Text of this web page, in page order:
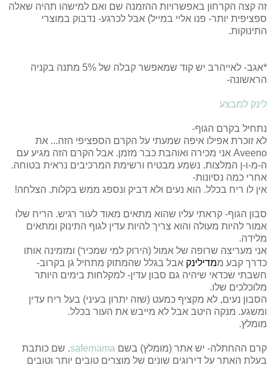
זה קצה הקרחון באפשרויות ההזמנה שם ואם למישהו תהיה שאלה
ספציפית יותר- פנו אליי במייל) אבל לכרגע- נדבוק במוצרי
התינוקות.
*אגב- לאייהרב יש קוד שמאפשר קבלה של 5% מתנה בקניה
הראשונה-
לינק למבצע
נתחיל בקרם הגוף-
לא זוכרת אפילו איפה שמעתי על הקרם הספציפי הזה... את
Aveeno אני מכירה ואוהבת כבר מזמן. אבל הקרם הזה מגיע עם
ה-מ-ו-ן המלצות. נשמע מבטיח ורשימת המרכיבים נראית בטוחה.
אחרי כמה נסיונות-
אין לו ריח בכלל. הוא נעים ולא דביק ונספג ממש בקלות. הצלחה!
סבון הגוף- קראתי עליו שהוא מתאים מאוד לעור רגיש. הריח שלו
אמור להיות מעולה והוא צריך להיות עדין לגוף התינוק ומתאים
מלידה.
אני מעריצה שרופה של אמול (הירוק למי שמכיר) ומזמינה אותו
כדרך קבע ממדילינק אבל בגלל שהמתוק מתחיל גן בקרוב-
חשבתי שכדאי שיהיה גם סבון עדין- למקלחות בימים היותר
מלוכלכים שלו.
הסבון נעים, לא מקציף כמעט (שזה יתרון בעיני) בעל ריח עדין
ומשגע. מנקה היטב אבל לא מייבש את העור בכלל.
מומלץ.
קרם ההחתלה- יש אתר (מומלץ) בשם safemama. שם כותבת
בעלת האתר על דירוגים שונים של מוצרים טובים יותר וטובים